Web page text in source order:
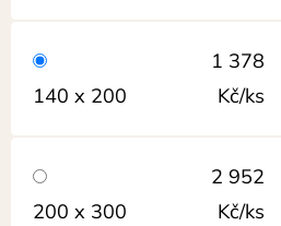
140 x 200
1 378
Kč/ks
200 x 300
2 952
Kč/ks